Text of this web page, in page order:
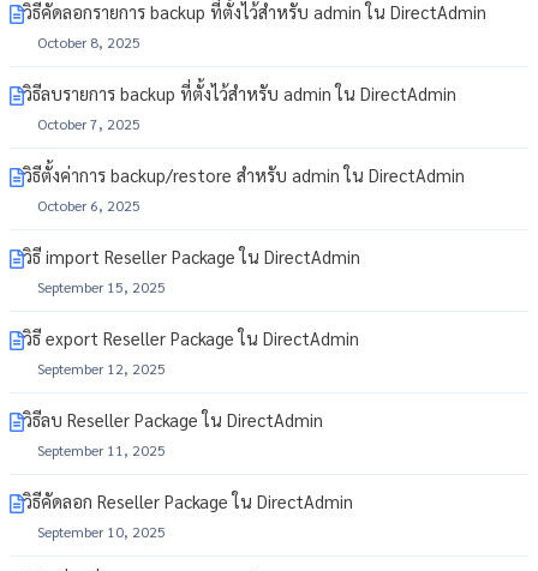
วิธีคัดลอกรายการ backup ที่ตั้งไว้สำหรับ admin ใน DirectAdmin
October 8, 2025
วิธีลบรายการ backup ที่ตั้งไว้สำหรับ admin ใน DirectAdmin
October 7, 2025
วิธีตั้งค่าการ backup/restore สำหรับ admin ใน DirectAdmin
October 6, 2025
วิธี import Reseller Package ใน DirectAdmin
September 15, 2025
วิธี export Reseller Package ใน DirectAdmin
September 12, 2025
วิธีลบ Reseller Package ใน DirectAdmin
September 11, 2025
วิธีคัดลอก Reseller Package ใน DirectAdmin
September 10, 2025